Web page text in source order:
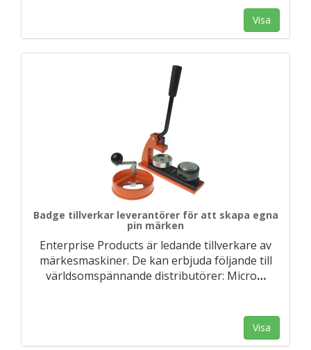
Visa
Badge tillverkar leverantörer för att skapa egna
pin märken
Enterprise Products är ledande tillverkare av
märkesmaskiner. De kan erbjuda följande till
världsomspännande distributörer: Micro…
Visa